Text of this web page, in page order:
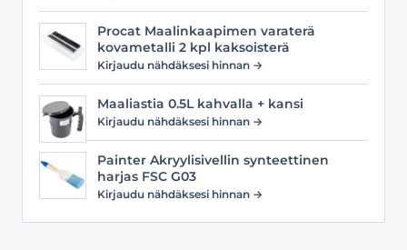
Procat Maalinkaapimen varaterä
kovametalli 2 kpl kaksoisterä
Kirjaudu nähdäksesi hinnan →
Maaliastia 0.5L kahvalla + kansi
Kirjaudu nähdäksesi hinnan →
Painter Akryylisivellin synteettinen
harjas FSC G03
Kirjaudu nähdäksesi hinnan →